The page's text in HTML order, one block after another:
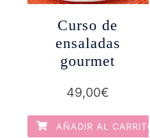
Curso de
ensaladas
gourmet
49,00€
AÑADIR AL CARRITO